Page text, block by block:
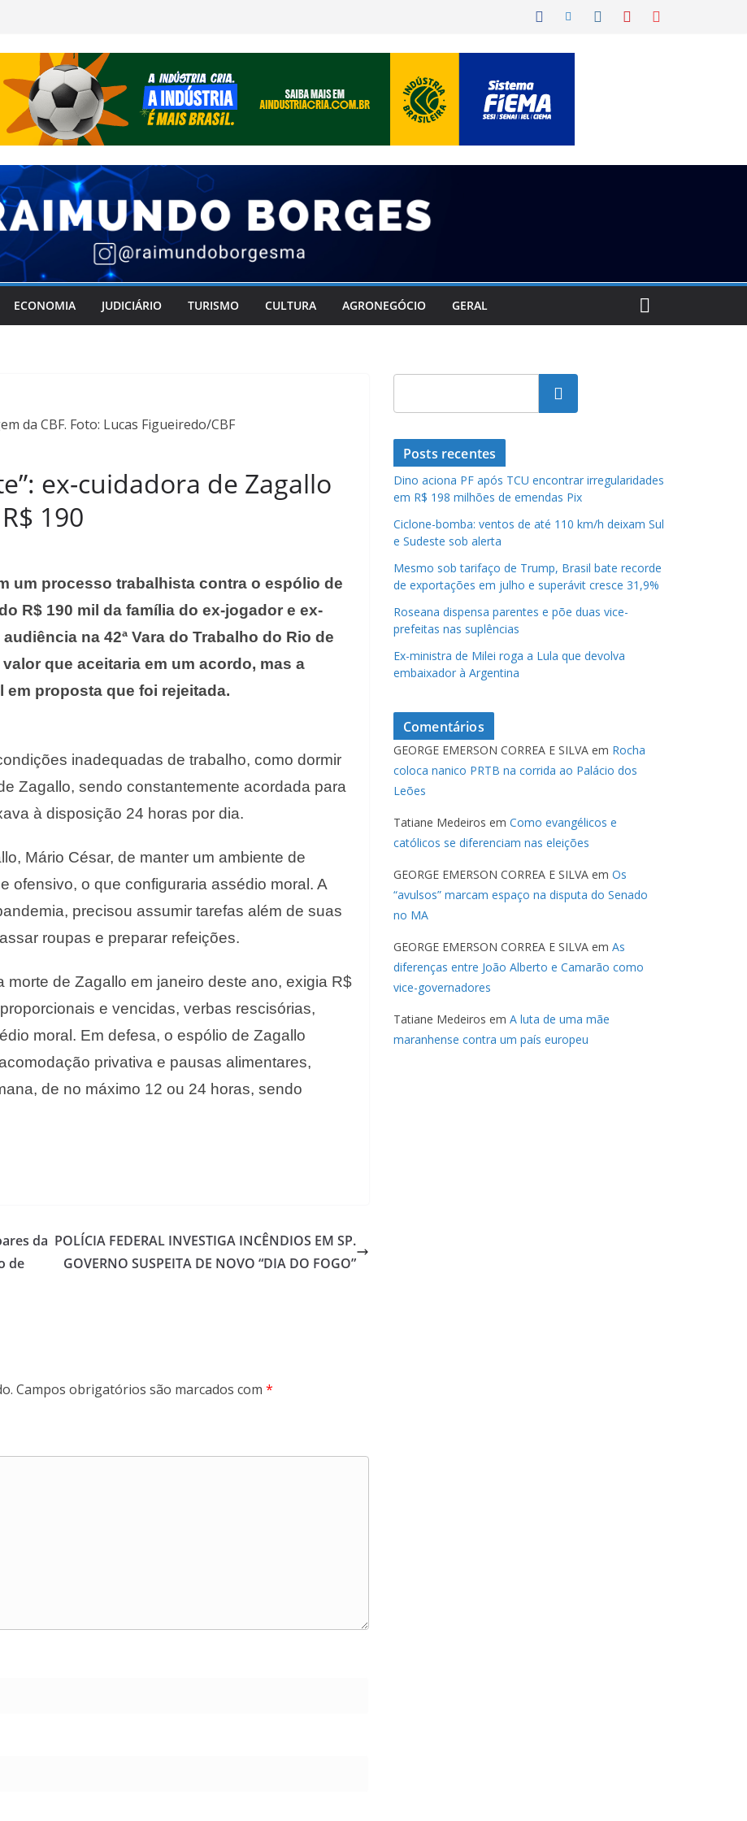
ECONOMIA JUDICIÁRIO TURISMO CULTURA AGRONEGÓCIO GERAL
da CBF. Foto: Lucas Figueiredo/CBF
ex-cuidadora de Zagallo
190
um processo trabalhista contra o espólio de
R$ 190 mil da família do ex-jogador e ex-
na 42ª Vara do Trabalho do Rio de
que aceitaria em um acordo, mas a
em proposta que foi rejeitada.
inadequadas de trabalho, como dormir
Zagallo, sendo constantemente acordada para
à disposição 24 horas por dia.
Mário César, de manter um ambiente de
ofensivo, o que configuraria assédio moral. A
precisou assumir tarefas além de suas
roupas e preparar refeições.
morte de Zagallo em janeiro deste ano, exigia R$
e vencidas, verbas rescisórias,
moral. Em defesa, o espólio de Zagallo
privativa e pausas alimentares,
de no máximo 12 ou 24 horas, sendo
da
de
POLÍCIA FEDERAL INVESTIGA INCÊNDIOS EM SP.
GOVERNO SUSPEITA DE NOVO “DIA DO FOGO”
Campos obrigatórios são marcados com *
Pesquisar
Posts recentes
Dino aciona PF após TCU encontrar irregularidades
em R$ 198 milhões de emendas Pix
Ciclone-bomba: ventos de até 110 km/h deixam Sul
e Sudeste sob alerta
Mesmo sob tarifaço de Trump, Brasil bate recorde
de exportações em julho e superávit cresce 31,9%
Roseana dispensa parentes e põe duas vice-
prefeitas nas suplências
Ex-ministra de Milei roga a Lula que devolva
embaixador à Argentina
Comentários
GEORGE EMERSON CORREA E SILVA em Rocha
coloca nanico PRTB na corrida ao Palácio dos
Leões
Tatiane Medeiros em Como evangélicos e
católicos se diferenciam nas eleições
GEORGE EMERSON CORREA E SILVA em Os
“avulsos” marcam espaço na disputa do Senado
no MA
GEORGE EMERSON CORREA E SILVA em As
diferenças entre João Alberto e Camarão como
vice-governadores
Tatiane Medeiros em A luta de uma mãe
maranhense contra um país europeu